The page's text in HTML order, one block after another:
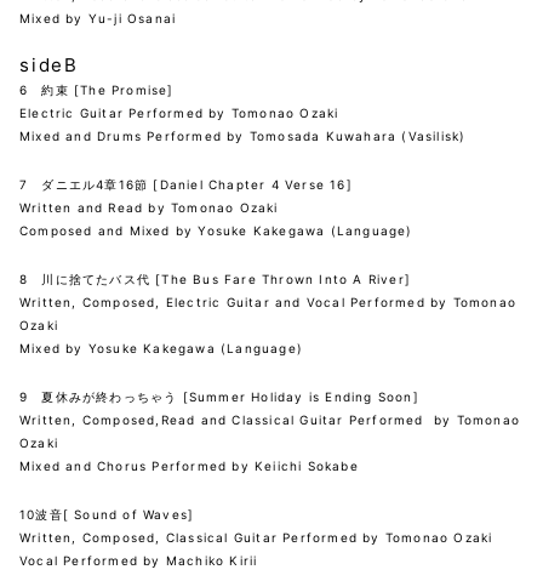
Mixed by Yu-ji Osanai
sideB
6 約束 [The Promise]
Electric Guitar Performed by Tomonao Ozaki
Mixed and Drums Performed by Tomosada Kuwahara (Vasilisk)
7 ダニエル4章16節 [Daniel Chapter 4 Verse 16]
Written and Read by Tomonao Ozaki
Composed and Mixed by Yosuke Kakegawa (Language)
8 川に捨てたバス代 [The Bus Fare Thrown Into A River]
Written, Composed, Electric Guitar and Vocal Performed by Tomonao
Ozaki
Mixed by Yosuke Kakegawa (Language)
9 夏休みが終わっちゃう [Summer Holiday is Ending Soon]
Written, Composed,Read and Classical Guitar Performed by Tomonao
Ozaki
Mixed and Chorus Performed by Keiichi Sokabe
10波音[ Sound of Waves]
Written, Composed, Classical Guitar Performed by Tomonao Ozaki
Vocal Performed by Machiko Kirii